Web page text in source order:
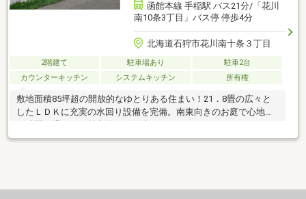
函館本線 手稲駅 バス21分/「花川
南10条3丁目」バス停 停歩4分
北海道石狩市花川南十条３丁目
2階建て 駐車場あり
駐車2台
カウンターキッチン
システムキッチン 所有権
敷地面積85坪超の開放的なゆとりある住まい！21．8畳の広々と
したＬＤＫに充実の水回り設備を完備。南東向きのお庭で心地よ